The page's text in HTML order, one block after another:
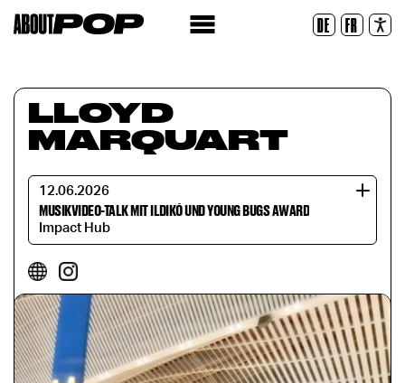
DE FR
LLOYD
MARQUART
12.06.2026
MUSIKVIDEO-TALK MIT ILDIKÓ UND YOUNG BUGS AWARD
Impact Hub